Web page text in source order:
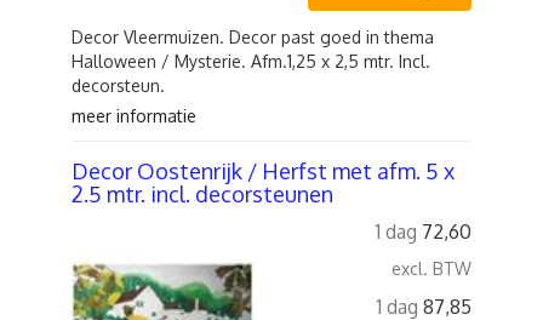
Decor Vleermuizen. Decor past goed in thema
Halloween / Mysterie. Afm.1,25 x 2,5 mtr. Incl.
decorsteun.
meer informatie
Decor Oostenrijk / Herfst met afm. 5 x
2.5 mtr. incl. decorsteunen
1 dag 72,60
excl. BTW
1 dag 87,85